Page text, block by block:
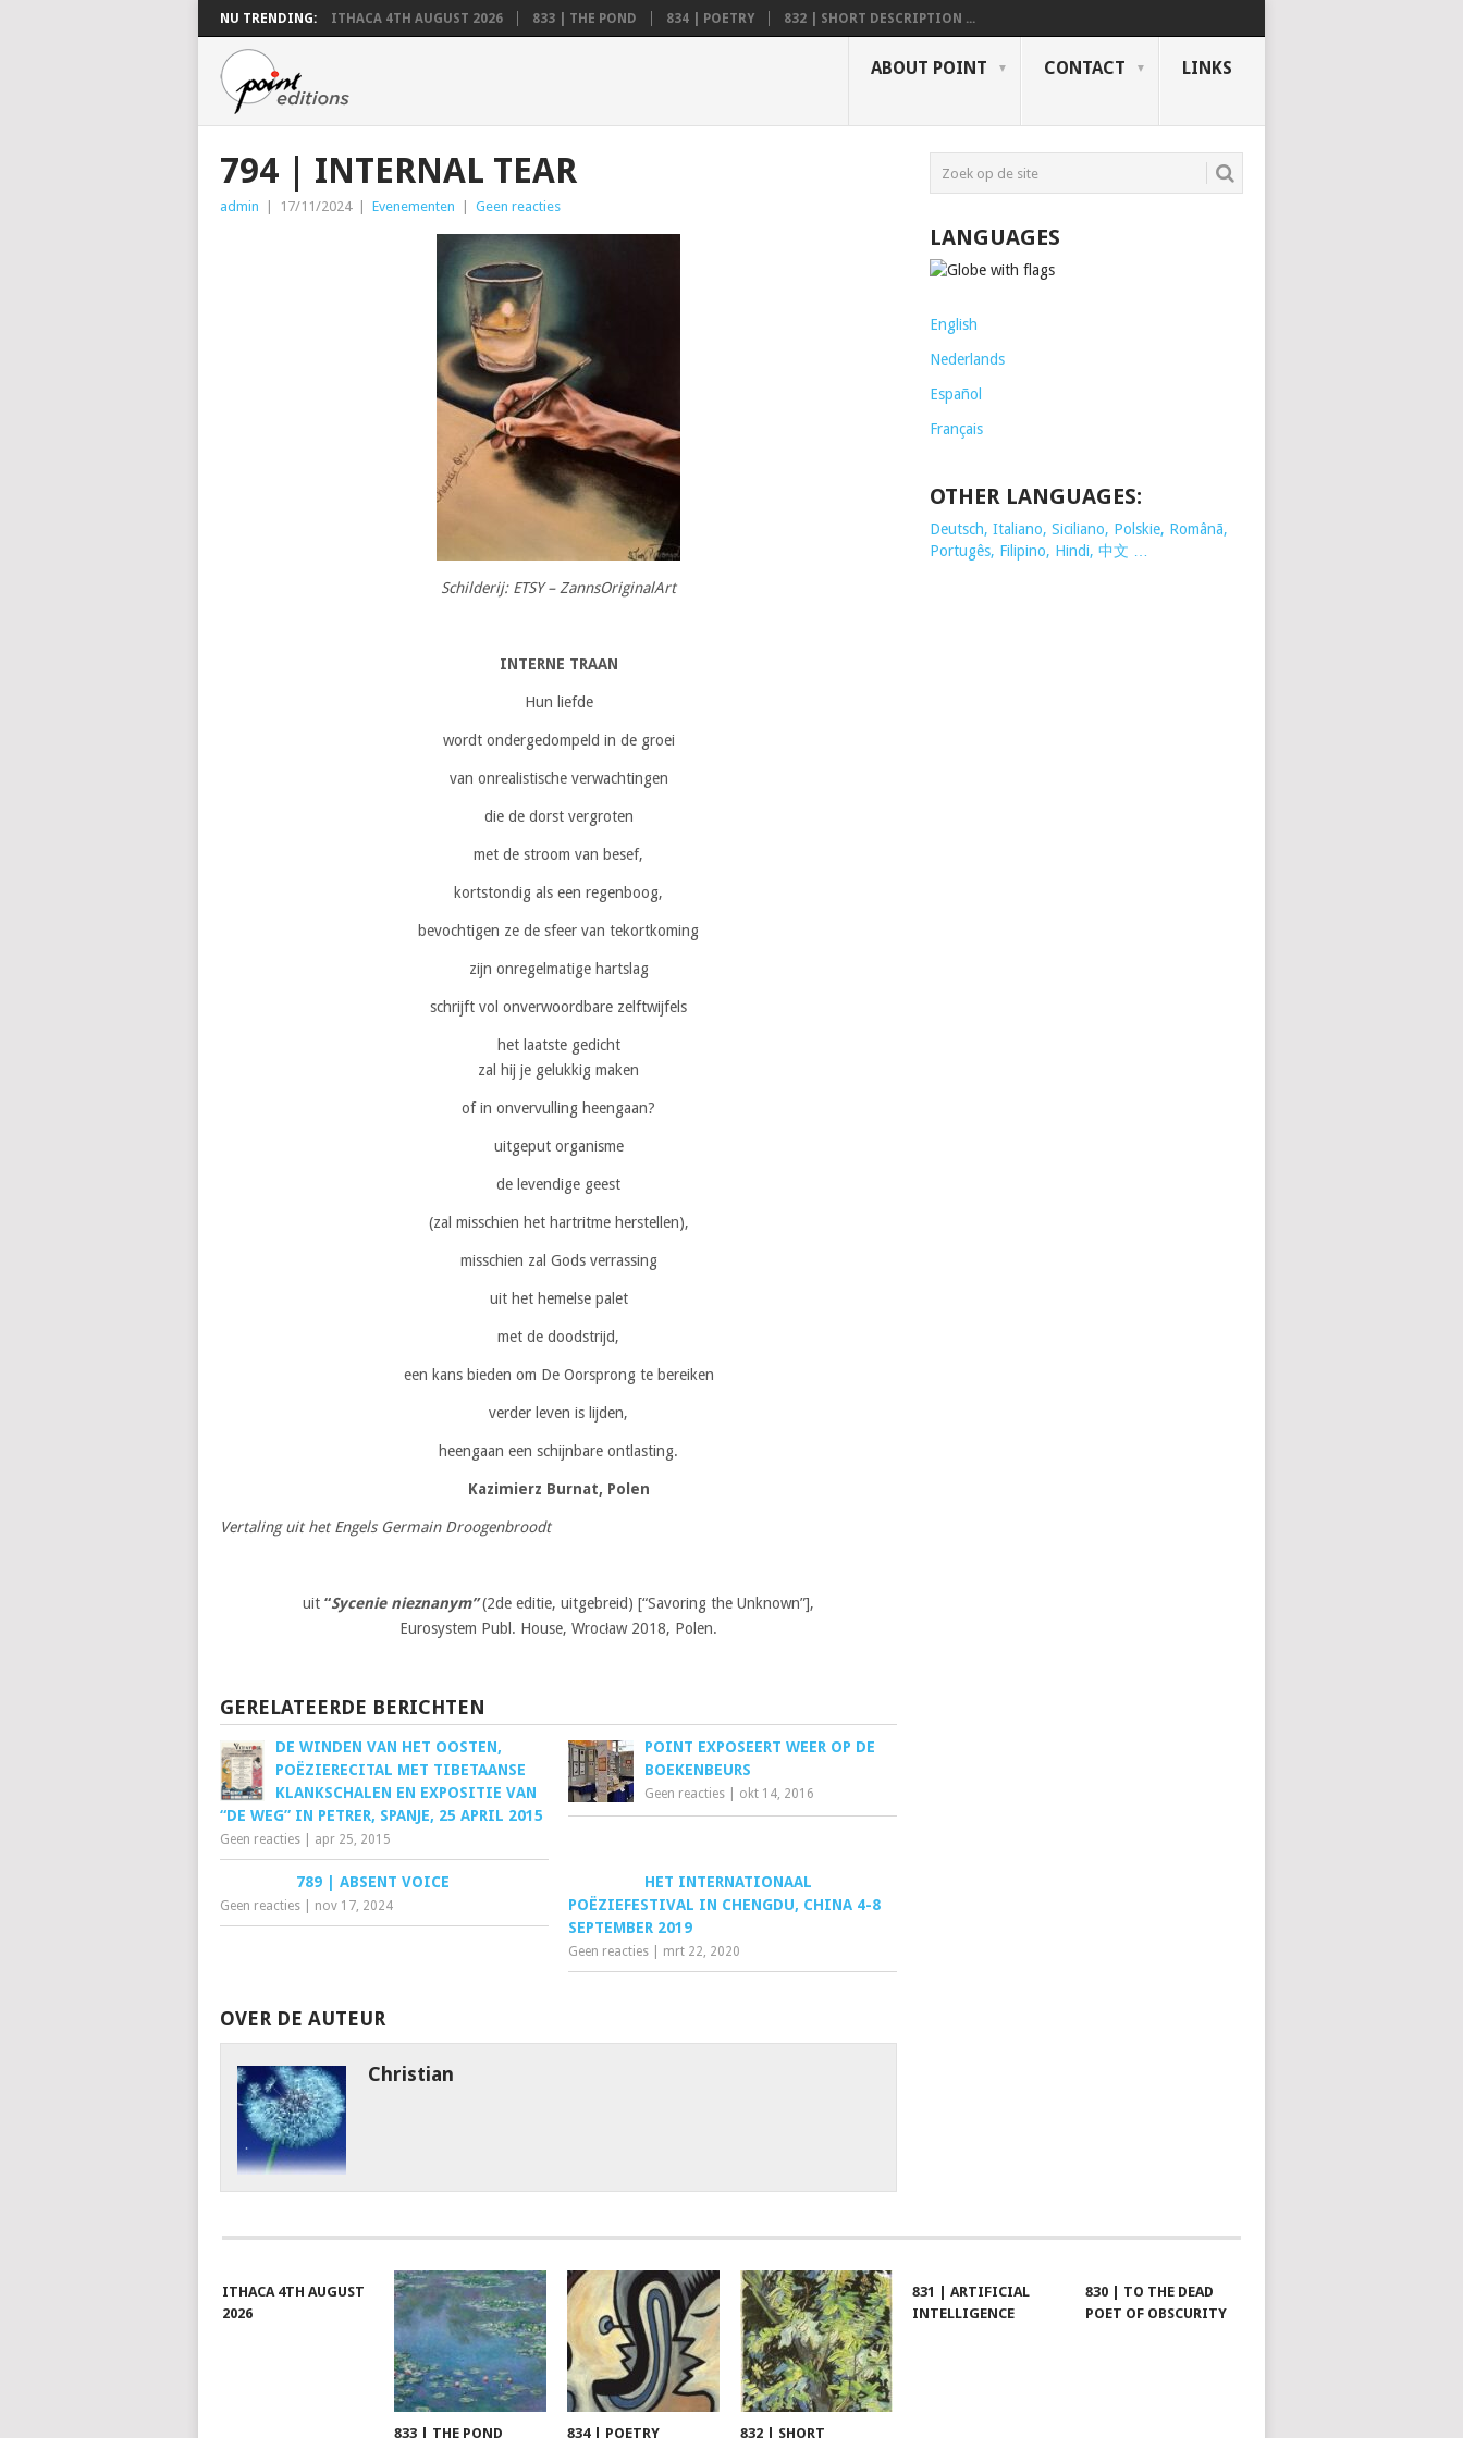
NU TRENDING: ITHACA 4TH AUGUST 2026 833 | THE POND 834 | POETRY 832 | SHORT DESCRIPTION ...
ABOUT POINT CONTACT LINKS
794 | INTERNAL TEAR
admin 17/11/2024 Evenementen Geen reacties
Schilderij: ETSY – ZannsOriginalArt
INTERNE TRAAN
Hun liefde
wordt ondergedompeld in de groei
van onrealistische verwachtingen
die de dorst vergroten
met de stroom van besef,
kortstondig als een regenboog,
bevochtigen ze de sfeer van tekortkoming
zijn onregelmatige hartslag
schrijft vol onverwoordbare zelftwijfels
het laatste gedicht
zal hij je gelukkig maken
of in onvervulling heengaan?
uitgeput organisme
de levendige geest
(zal misschien het hartritme herstellen),
misschien zal Gods verrassing
uit het hemelse palet
met de doodstrijd,
een kans bieden om De Oorsprong te bereiken
verder leven is lijden,
heengaan een schijnbare ontlasting.
Kazimierz Burnat, Polen
Vertaling uit het Engels Germain Droogenbroodt
uit“Sycenie nieznanym”(2de editie, uitgebreid) [“Savoring the Unknown”],
Eurosystem Publ. House, Wrocław 2018, Polen.
GERELATEERDE BERICHTEN
DE WINDEN VAN HET OOSTEN,
POËZIERECITAL MET TIBETAANSE
KLANKSCHALEN EN EXPOSITIE VAN
“DE WEG” IN PETRER, SPANJE, 25 APRIL 2015
Geen reacties apr 25, 2015
POINT EXPOSEERT WEER OP DE
BOEKENBEURS
Geen reacties okt 14, 2016
789 | ABSENT VOICE
Geen reacties nov 17, 2024
HET INTERNATIONAAL
POËZIEFESTIVAL IN CHENGDU, CHINA 4-8
SEPTEMBER 2019
Geen reacties mrt 22, 2020
OVER DE AUTEUR
Christian
LANGUAGES
English
Nederlands
Español
Français
OTHER LANGUAGES:
Deutsch, Italiano, Siciliano, Polskie, Românã,
Portugês, Filipino, Hindi, 中文 …
ITHACA 4TH AUGUST
2026
833 | THE POND 834 | POETRY 832 | SHORT
831 | ARTIFICIAL
INTELLIGENCE
830 | TO THE DEAD
POET OF OBSCURITY